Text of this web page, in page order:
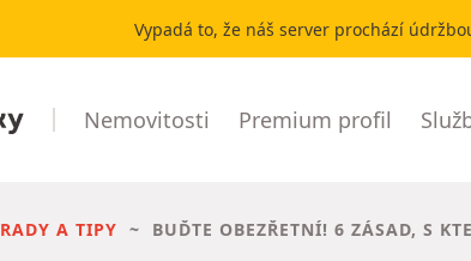
Vypadá to, že náš server prochází
Nemovitosti Premium profil
RADY A TIPY BUĎTE OBEZŘETNÍ! 6 ZÁSAD, S